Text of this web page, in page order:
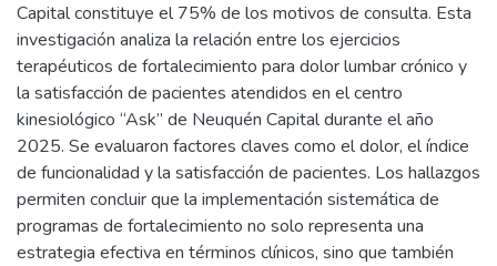
Capital constituye el 75% de los motivos de consulta. Esta
investigación analiza la relación entre los ejercicios
terapéuticos de fortalecimiento para dolor lumbar crónico y
la satisfacción de pacientes atendidos en el centro
kinesiológico “Ask” de Neuquén Capital durante el año
2025. Se evaluaron factores claves como el dolor, el índice
de funcionalidad y la satisfacción de pacientes. Los hallazgos
permiten concluir que la implementación sistemática de
programas de fortalecimiento no solo representa una
estrategia efectiva en términos clínicos, sino que también